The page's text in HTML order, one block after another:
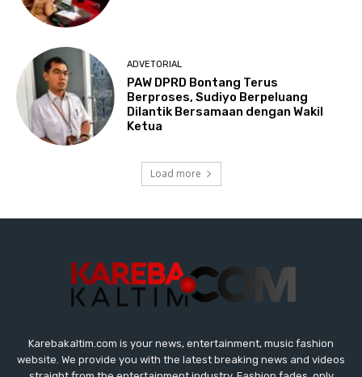
Karebakaltim.com is your news, entertainment, music fashion
website. We provide you with the latest breaking news and videos